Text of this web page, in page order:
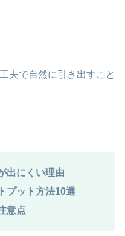
夫で自然に引き出すこと
出にくい理由
プット方法10選
意点